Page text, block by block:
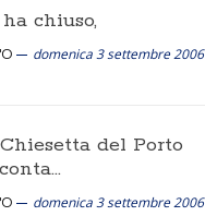
chiuso,
domenica 3 settembre 2006
del Porto
domenica 3 settembre 2006